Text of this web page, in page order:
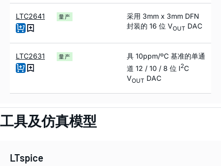
LTC2641 量产
采用 3mm x 3mm DFN
封装的 16 位 VOUT DAC
LTC2631 量产
具 10ppm/ºC 基准的单通
道 12 / 10 / 8 位 I2C
VOUT DAC
工具及仿真模型
LTspice